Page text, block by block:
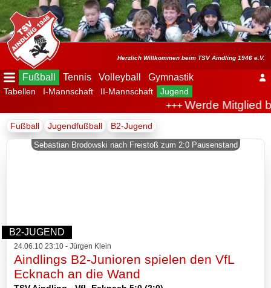
Herzlich Willkommen beim TSV Aindling 1946 e.V.
Fußball Tennis Volleyball Gymnastik
Tabellen I-Mannschaft II-Mannschaft Jugend
+++Werde Mitglied
Menü
ausblenden
Startseite
Verein
Fußball
I-
Mannschaft
II-
Mannschaft
Fußball Jugendfußball B2-Jugend
B2-JUGEND
Sebastian Brodowski nach Freistoß zum 2:0 Pausenstand
24.06.10 23:10 - Jürgen Klein
Aindlings B2-Junioren spielen den VfL
Ecknach an die Wand